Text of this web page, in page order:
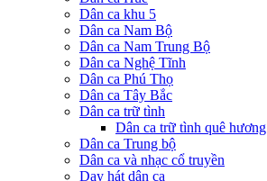
Dân ca khu 5
Dân ca Nam Bộ
Dân ca Nam Trung Bộ
Dân ca Nghệ Tĩnh
Dân ca Phú Thọ
Dân ca Tây Bắc
Dân ca trữ tình
Dân ca trữ tình quê hương
Dân ca Trung bộ
Dân ca và nhạc cổ truyền
Dạy hát dân ca